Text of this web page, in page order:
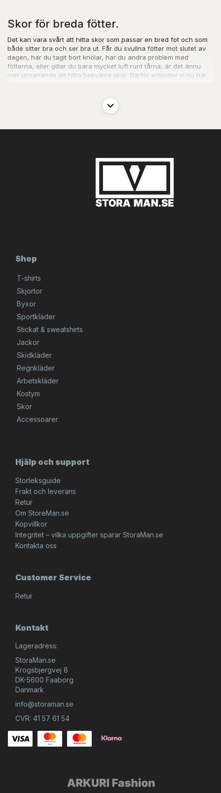
Skor för breda fötter.
Det kan vara svårt att hitta skor som passar en bred fot och som
både sitter bra och ser bra ut. Får du svullna fötter mot slutet av
dagen, har du tagit bort knölar, har du andra problem med
fötterna, eller gillar du bara mycket luft runt tårna, är det ännu
mer utmanande att hitta bekväma skor. Därför erbjuder vi nu här
Hitta din storlek. Hitta snabbt och enkelt din storlek genom att
använda vår storleksguide. Kom ihåg att storleken på skor kan
variera beroende på märke och modell, så det är en bra idé att
1. Placera ett papper på golvet mot en vägg.
2. Sätt foten på pappret med hälen mot väggen.
3. Använd en penna för att rita framför den längsta tån.
4. Mät med ett måttband från häl till tå på pappret.
5. Se måttscheman under de olika modellerna och jämför ditt
resultat med schemat för den sko du tittar på.
Shop
T-shirts
Skjortor
Byxor
Sportkläder
Stickat & sweatshirts
Jackor
Skidkläder
Regnkläder
Arbetskläder
Kostym
Skor
Accessoarer
Hjälp och support
Storleksguide
Frakt och leverans
Retur
Om StoreMan.se
Köpvillkor
Integritet – vilka uppgifter sparar StoraMan.se
Kontakta oss
Customer Service
Retur
Kontakt
Lageradress:
StoraMan.se
Krogsbjergvej 8
DK-5600 Faaborg
Danmark
info@storaman.se
CVR: 41 57 61 54